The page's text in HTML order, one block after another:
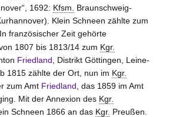
1692: Kfsm.
Braunschweig-
Klein Schneen zählte zum
französischer Zeit gehörte
1807 bis 1813/14 zum Kgr.
Friedland , Distrikt Göttingen, Leine-
1815 zählte der Ort, nun im Kgr.
zum Amt Friedland , das 1859 im Amt
Mit der Annexion des Kgr.
Schneen 1866 an das Kgr. Preußen.